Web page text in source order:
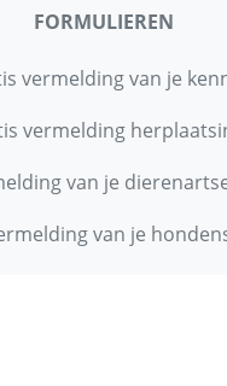
FORMULIEREN
vermelding van je
vermelding
van je
van je